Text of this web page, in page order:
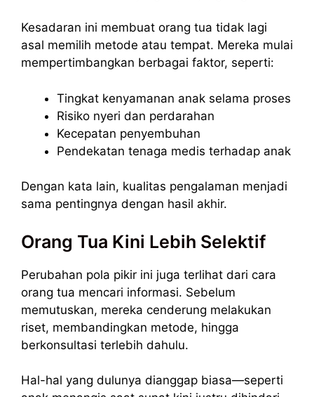
Kesadaran ini membuat orang tua tidak lagi
asal memilih metode atau tempat. Mereka mulai
mempertimbangkan berbagai faktor, seperti:
Tingkat kenyamanan anak selama proses
Risiko nyeri dan perdarahan
Kecepatan penyembuhan
Pendekatan tenaga medis terhadap anak
Dengan kata lain, kualitas pengalaman menjadi
sama pentingnya dengan hasil akhir.
Orang Tua Kini Lebih Selektif
Perubahan pola pikir ini juga terlihat dari cara
orang tua mencari informasi. Sebelum
memutuskan, mereka cenderung melakukan
riset, membandingkan metode, hingga
berkonsultasi terlebih dahulu.
Hal-hal yang dulunya dianggap biasa—seperti